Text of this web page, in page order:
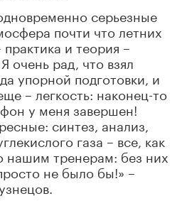
серьезные
почти что летних
и теория –
очень рад, что взял
упорной подготовки, и
– легкость: наконец-то
у меня завершен!
синтез, анализ,
газа – все, как
нашим тренерам: без них
не было бы!» –